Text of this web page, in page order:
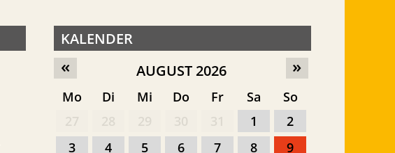
KALENDER
»
« AUGUST 2026
Mo Di Mi Do Fr Sa
So
1
2
3
4 5 6 7 8
9